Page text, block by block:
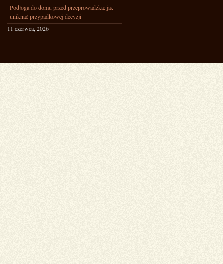
Podłoga do domu przed przeprowadzką: jak
uniknąć przypadkowej decyzji
11 czerwca, 2026